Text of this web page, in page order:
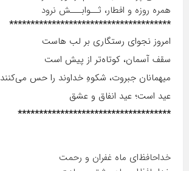
همره روزه و افطار، ثــوابـــش نرود
**************************************
امروز نجوای رستگاری بر لب هاست
سقف آسمان، کوتاه‌تر از پیش است
میهمانان جبروت، شکوهِ خداوند را حس می‌کنند
عید است؛ عید انفاق و عشق
************************************
خداحافظ‌ای ماه غفران و رحمت